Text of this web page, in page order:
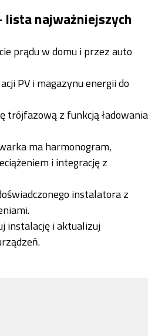
lista najważniejszych
prądu w domu i przez auto
PV i magazynu energii do
trójfazową z funkcją ładowania
ma harmonogram,
i integrację z
instalatora z
instalację i aktualizuj